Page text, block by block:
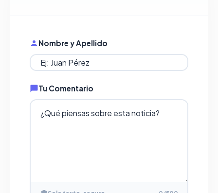
Nombre y Apellido
Tu Comentario